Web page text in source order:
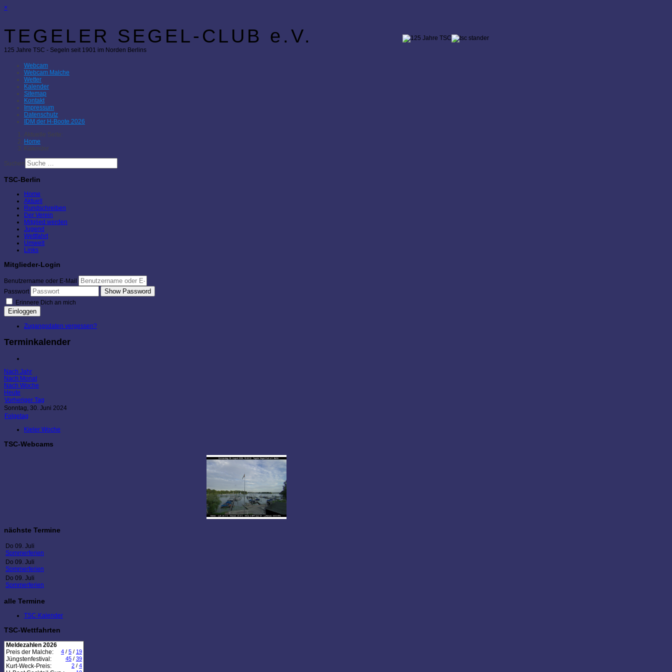
×
TEGELER SEGEL-CLUB e.V.
125 Jahre TSC - Segeln seit 1901 im Norden Berlins
Webcam
Webcam Malche
Wetter
Kalender
Sitemap
Kontakt
Impressum
Datenschutz
IDM der H-Boote 2026
Aktuelle Seite:
Home
Kalender
Suchen
TSC-Berlin
Home
Aktuell
Rundschreiben
Der Verein
Mitglied werden
Jugend
Wettfahrt
Umwelt
Links
Mitglieder-Login
Benutzername oder E-Mail
Passwort
Show Password
Erinnere Dich an mich
Einloggen
Zugangsdaten vergessen?
Terminkalender
Nach Jahr
Nach Monat
Nach Woche
Heute
Vorheriger Tag
Sonntag, 30. Juni 2024
Folgetag
Kieler Woche
TSC-Webcams
nächste Termine
Do 09. Juli
Sommerferien
Do 09. Juli
Sommerferien
Do 09. Juli
Sommerferien
alle Termine
TSC-Kalender
TSC-Wettfahrten
Meldezahlen 2026
Preis der Malche:
4 / 5 / 19
Jüngstenfestival: 45 / 39
Kurt-Weck-Preis: 2 / 4